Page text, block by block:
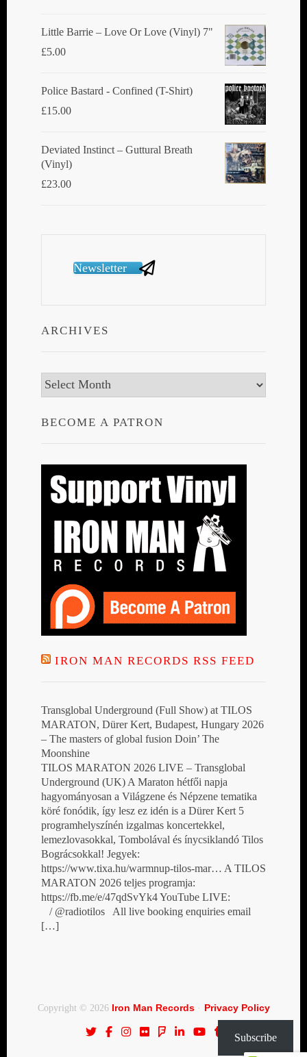
Little Barrie ‎– Love Or Love (Vinyl) 7"
£5.00
Police Bastard - Confined (T-Shirt)
£15.00
Deviated Instinct ‎– Guttural Breath
(Vinyl)
£23.00
Newsletter
ARCHIVES
Archives
BECOME A PATRON
IRON MAN RECORDS RSS FEED
Transglobal Underground (Full Show) at TILOS
MARATON, Dürer Kert, Budapest, Hungary 2026
– The masters of global fusion Doin’ The
Moonshine
TILOS MARATON 2026 LIVE – Transglobal
Underground (UK) A Maraton hétfői napja
hagyományosan a Világzene és Népzene tematika
köré fonódik, így lesz ez idén is a Dürer Kert 5
programhelyszínén izgalmas koncertekkel,
lemezlovasokkal, Tombolával és ínycsiklandó Tilos
Bográcsokkal! Jegyek:
https://www.tixa.hu/warmnup-tilos-mar… A TILOS
MARATON 2026 teljes programja:
https://fb.me/e/47qdSvYk4 YouTube LIVE:
/ @radiotilos All live booking enquiries email
[…]
Copyright © 2026 Iron Man Records· Privacy Policy
Subscribe